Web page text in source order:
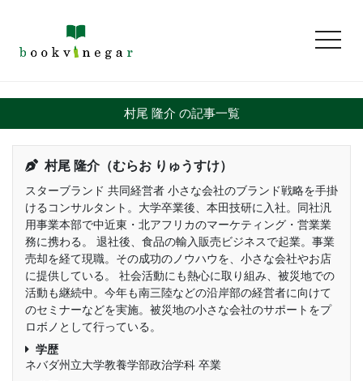
村尾 隆介 の記事一覧
村尾 隆介（むらお りゅうすけ）
スターブランド 共同経営者 小さな会社のブランド戦略を手掛
けるコンサルタント。大学卒業後、本田技研に入社。同社汎
用事業本部で中近東・北アフリカのマーケティング・営業業
務に携わる。 退社後、食品の輸入販売ビジネスで起業。事業
売却を経て現職。その成功のノウハウを、小さな会社やお店
に提供している。 社会活動にも熱心に取り組み、被災地での
活動も継続中。今年も南三陸などの沿岸部の経営者に向けて
のセミナーなどを実施。被災地の小さな会社のサポートをプ
ロボノとして行っている。
学歴
ネバダ州立大学教養学部政治学科 卒業